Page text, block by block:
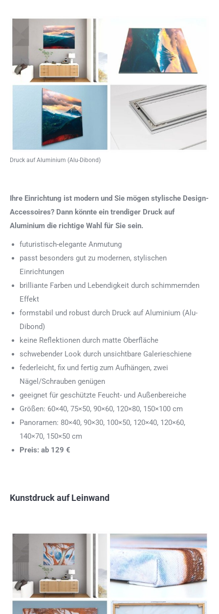
Druck auf Aluminium (Alu-Dibond)
Ihre Einrichtung ist modern und Sie mögen stylische Design-
Accessoires? Dann könnte ein trendiger Druck auf
Aluminium die richtige Wahl für Sie sein.
futuristisch-elegante Anmutung
passt besonders gut zu modernen, stylischen
Einrichtungen
brilliante Farben und Lebendigkeit durch schimmernden
Effekt
formstabil und robust durch Druck auf Aluminium (Alu-
Dibond)
keine Reflektionen durch matte Oberfläche
schwebender Look durch unsichtbare Galerieschiene
federleicht, fix und fertig zum Aufhängen, zwei
Nägel/Schrauben genügen
geeignet für geschützte Feucht- und Außenbereiche
Größen: 60×40, 75×50, 90×60, 120×80, 150×100 cm
Panoramen: 80×40, 90×30, 100×50, 120×40, 120×60,
140×70, 150×50 cm
Preis: ab 129 €
Kunstdruck auf Leinwand